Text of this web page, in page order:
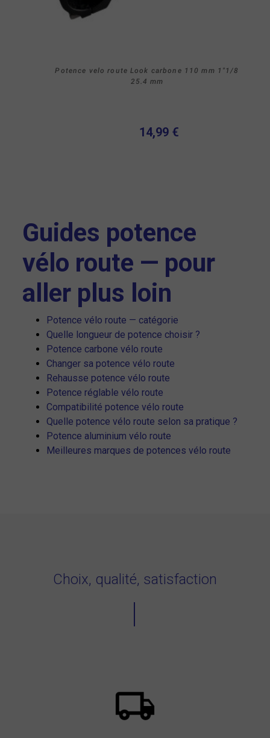
Potence velo route Look carbone 110 mm 1"1/8
25.4 mm
14,99 €
Guides potence
vélo route — pour
aller plus loin
Potence vélo route — catégorie
Quelle longueur de potence choisir ?
Potence carbone vélo route
Changer sa potence vélo route
Rehausse potence vélo route
Potence réglable vélo route
Compatibilité potence vélo route
Quelle potence vélo route selon sa pratique ?
Potence aluminium vélo route
Meilleures marques de potences vélo route
Choix, qualité, satisfaction